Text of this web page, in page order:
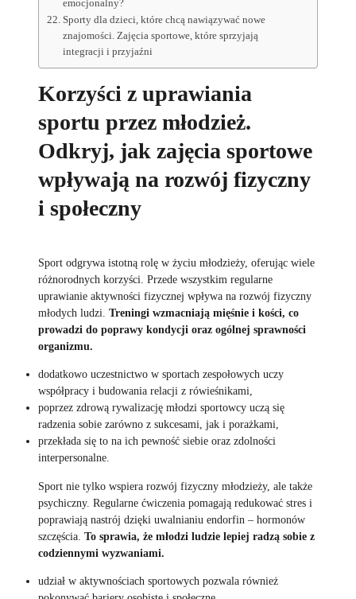
emocjonalny?
Sporty dla dzieci, które chcą nawiązywać nowe
znajomości. Zajęcia sportowe, które sprzyjają
integracji i przyjaźni
Korzyści z uprawiania
sportu przez młodzież.
Odkryj, jak zajęcia sportowe
wpływają na rozwój fizyczny
i społeczny
Sport odgrywa istotną rolę w życiu młodzieży, oferując wiele
różnorodnych korzyści. Przede wszystkim regularne
uprawianie aktywności fizycznej wpływa na rozwój fizyczny
młodych ludzi. Treningi wzmacniają mięśnie i kości, co
prowadzi do poprawy kondycji oraz ogólnej sprawności
organizmu.
dodatkowo uczestnictwo w sportach zespołowych uczy
współpracy i budowania relacji z rówieśnikami,
poprzez zdrową rywalizację młodzi sportowcy uczą się
radzenia sobie zarówno z sukcesami, jak i porażkami,
przekłada się to na ich pewność siebie oraz zdolności
interpersonalne.
Sport nie tylko wspiera rozwój fizyczny młodzieży, ale także
psychiczny. Regularne ćwiczenia pomagają redukować stres i
poprawiają nastrój dzięki uwalnianiu endorfin – hormonów
szczęścia. To sprawia, że młodzi ludzie lepiej radzą sobie z
codziennymi wyzwaniami.
udział w aktywnościach sportowych pozwala również